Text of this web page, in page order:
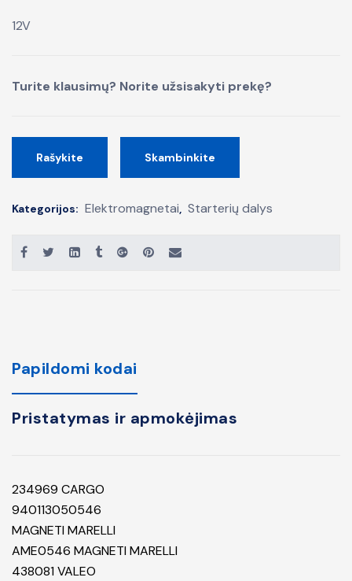
12V
Turite klausimų? Norite užsisakyti prekę?
Rašykite Skambinkite
Kategorijos: Elektromagnetai, Starterių dalys
Papildomi kodai
Pristatymas ir apmokėjimas
234969 CARGO
940113050546
MAGNETI MARELLI
AME0546 MAGNETI MARELLI
438081 VALEO